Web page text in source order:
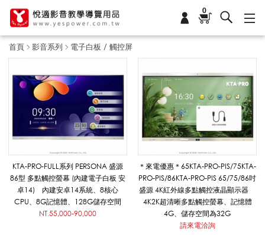
0
首頁 影音系列 電子白板 / 觸控屏
電
白
板
KTA-PRO-FULL系列 PERSONA 盛源
86型 多點觸控螢幕 (內建電子白板 安
卓14) 內建安卓14系統、8核心
CPU、8G記憶體、128G儲存空間
NT.55,000-90,000
＊來電優惠＊65KTA-PRO-PIS/75KTA-
PRO-PIS/86KTA-PRO-PIS 65/75/86吋
盛源 4K紅外線多點觸控液晶顯示器
4K2K超清晰多點觸控螢幕、記憶體
4G、儲存空間為32G
請來電洽詢